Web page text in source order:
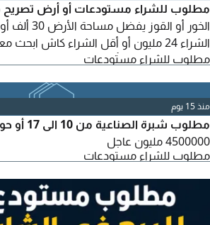
مطلوب للشراء مستودعات أو أرض
الشراء 24 مليون أو أقل الشراء كاش
عن 150 ألف درهم تأخذها كاش لحظة اتمام الم بائعه مباشرة
مطلوب للشراء مستودعات
منذ 15 يوم
مطلوب شبرة
4500000 مليون عاجل
مطلوب للشراء مستودعات